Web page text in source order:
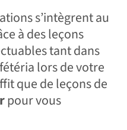
s’intègrent au
à des leçons
tant dans
lors de votre
que de leçons de
pour vous